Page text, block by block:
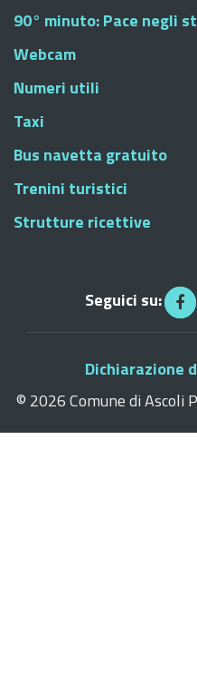
90° minuto: Pace negli
Webcam
Numeri utili
Taxi
Bus navetta gratuito
Trenini turistici
Strutture ricettive
Seguici su:
Dichiarazione
© 2026 Comune di